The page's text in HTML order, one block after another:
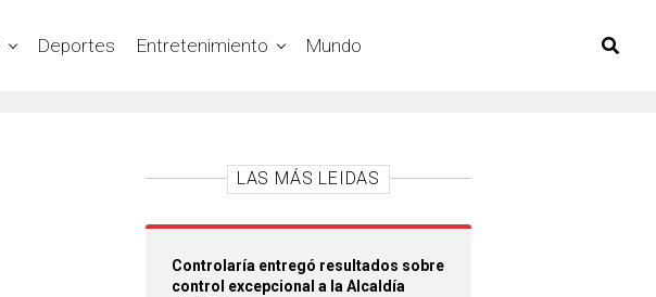
Deportes Entretenimiento Mundo
LAS MÁS LEIDAS
Controlaría entregó resultados sobre
control excepcional a la Alcaldía